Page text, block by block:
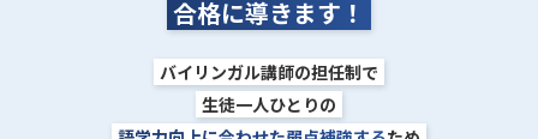
合格に導きます！
バイリンガル講師の担任制で
生徒一人ひとりの